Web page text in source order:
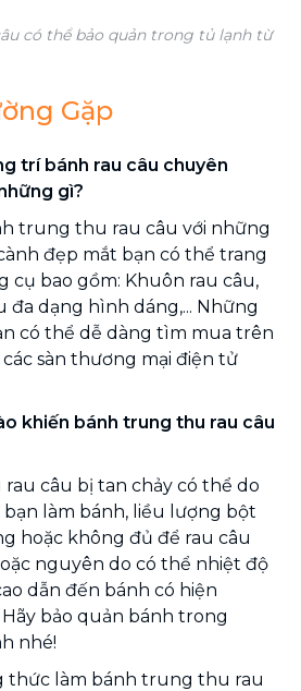
có thể bảo quản trong tủ lạnh từ
Gặp
trí bánh rau câu chuyên
gì?
trung thu rau câu với những
đẹp mắt bạn có thể trang
cụ bao gồm: Khuôn rau câu,
đa dạng hình dáng,... Những
có thể dễ dàng tìm mua trên
sàn thương mại điện tử
khiến bánh trung thu rau câu
câu bị tan chảy có thể do
làm bánh, liều lượng bột
hoặc không đủ để rau câu
nguyên do có thể nhiệt độ
dẫn đến bánh có hiện
bảo quản bánh trong
nhé!
thức làm bánh trung thu rau